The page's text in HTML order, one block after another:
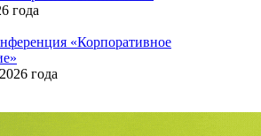
года
«Корпоративное
года